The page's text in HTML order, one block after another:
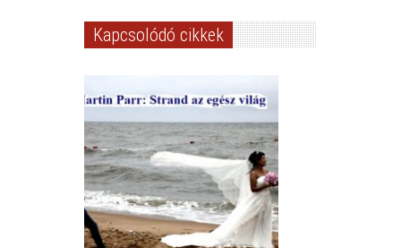
Kapcsolódó cikkek